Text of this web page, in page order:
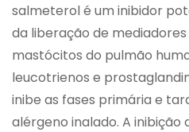
salmeterol é um inibidor
da liberação de
mastócitos do pulmão
leucotrienos e
inibe as fases primária e
alérgeno inalado. A